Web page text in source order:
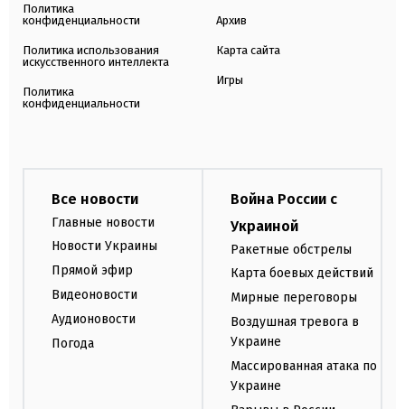
Политика
конфиденциальности
Политика использования
искусственного интеллекта
Политика
конфиденциальности
Архив
Карта сайта
Игры
Все новости
Главные новости
Новости Украины
Прямой эфир
Видеоновости
Аудионовости
Погода
Война России с
Украиной
Ракетные обстрелы
Карта боевых действий
Мирные переговоры
Воздушная тревога в
Украине
Массированная атака по
Украине